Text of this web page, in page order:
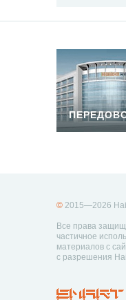
© 2015—2026
Все права
частичное
материалов с
с разрешения